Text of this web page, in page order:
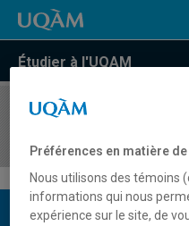
Étudier à l'UQAM
COURS//
Description du cours
Préférences en matière
Nous utilisons des témoins
informations qui nous
expérience sur le site, de